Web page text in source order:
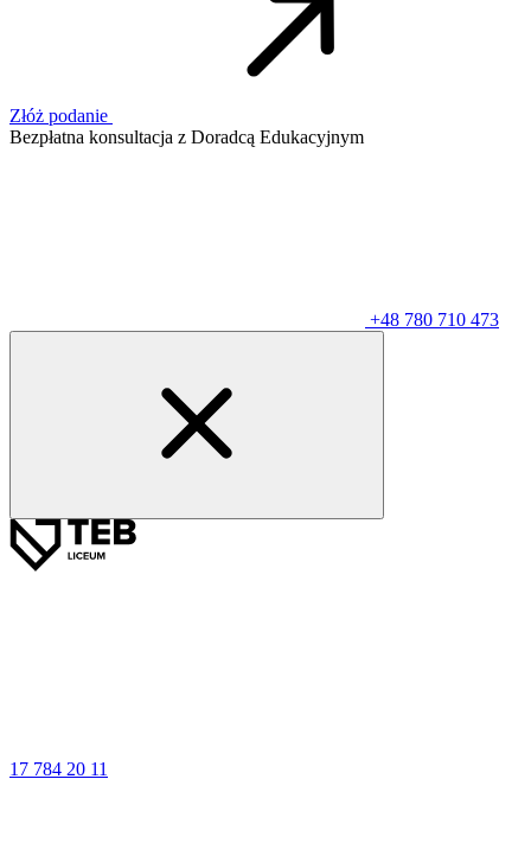
Złóż podanie
Bezpłatna konsultacja z Doradcą Edukacyjnym
+48 780 710 473
17 784 20 11